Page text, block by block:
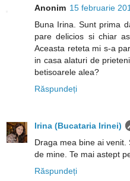
Anonim 15 februarie
Buna Irina. Sunt prima
pare delicios si chiar
Aceasta reteta mi s-a
in casa alaturi de
betisoarele alea?
Răspundeți
Irina (Bucataria Irinei)
Draga mea bine ai
de mine. Te mai astept
Răspundeți